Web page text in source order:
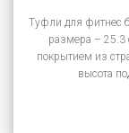
Туфли для фитнес
размера – 25.3
покрытием из
высота